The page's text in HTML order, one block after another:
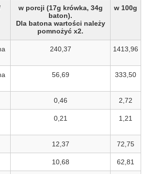
w porcji (17g krówka, 34g
baton).
Dla batona wartości należy
pomnożyć x2.
w 100g
240,37 1413,96
56,69 333,50
0,46 2,72
0,21 1,21
12,37 72,75
10,68 62,81